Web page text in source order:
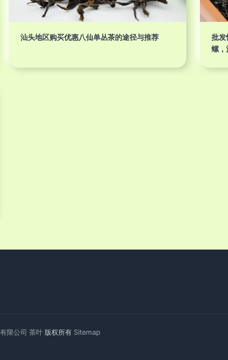
汕头地区购买优惠八仙单丛茶的途径与推荐
批发
螺，
限公司 茶叶 版权所有 Sitemap